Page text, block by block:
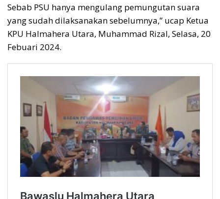
Sebab PSU hanya mengulang pemungutan suara
yang sudah dilaksanakan sebelumnya,” ucap Ketua
KPU Halmahera Utara, Muhammad Rizal, Selasa, 20
Febuari 2024.